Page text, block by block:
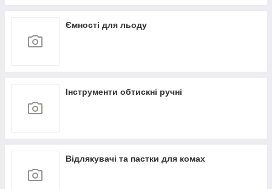
Ємності для льоду
Інструменти обтискні ручні
Відлякувачі та пастки для комах